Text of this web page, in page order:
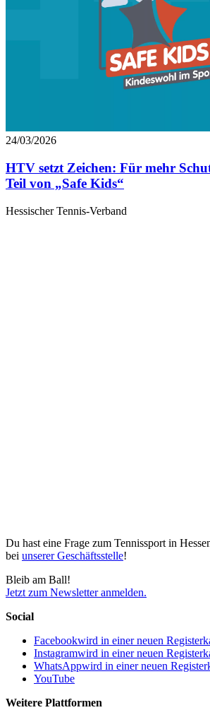
24/03/2026
HTV setzt Zeichen: Für mehr
Teil von „Safe Kids“
Hessischer Tennis-Verband
Du hast eine Frage zum Tennissport in
bei unserer Geschäftsstelle!
Bleib am Ball!
Jetzt zum Newsletter anmelden.
Social
Facebookwird in einer neuen
Instagramwird in einer neuen
WhatsAppwird in einer neuen
YouTube
Weitere Plattformen